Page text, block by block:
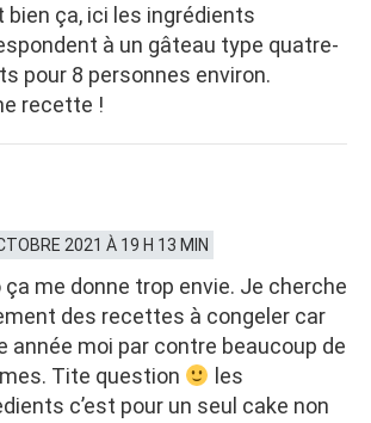
bien ça, ici les ingrédients
à un gâteau type quatre-
pour 8 personnes environ.
recette !
2021 À 19 H 13 MIN
ça me donne trop envie. Je cherche
des recettes à congeler car
année moi par contre beaucoup de
Tite question
les
c’est pour un seul cake non